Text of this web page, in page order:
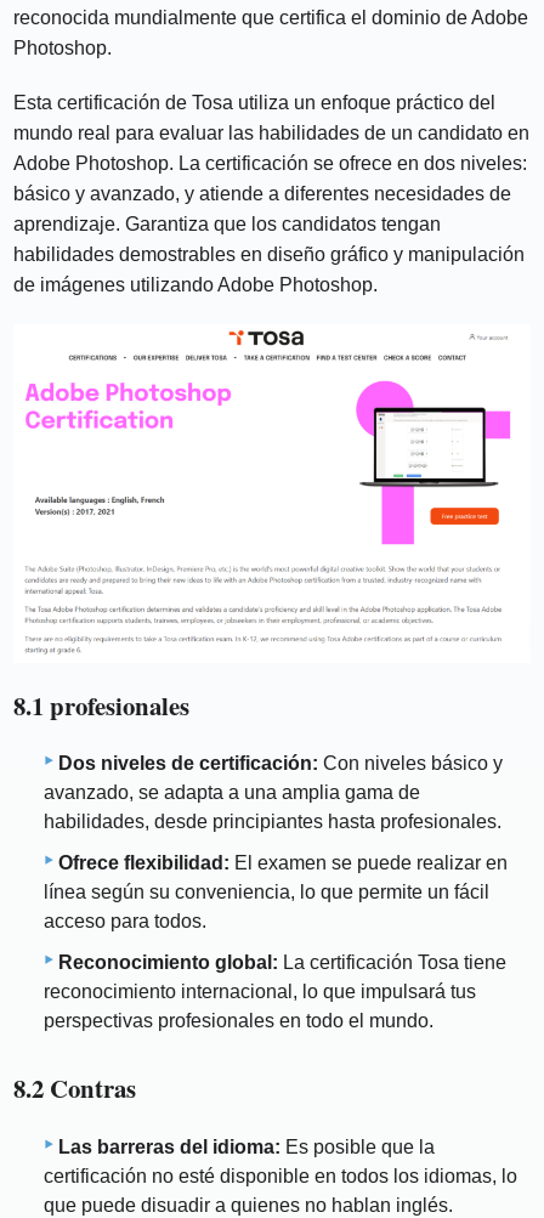
reconocida mundialmente que certifica el dominio de Adobe
Photoshop.
Esta certificación de Tosa utiliza un enfoque práctico del
mundo real para evaluar las habilidades de un candidato en
Adobe Photoshop. La certificación se ofrece en dos niveles:
básico y avanzado, y atiende a diferentes necesidades de
aprendizaje. Garantiza que los candidatos tengan
habilidades demostrables en diseño gráfico y manipulación
de imágenes utilizando Adobe Photoshop.
8.1 profesionales
Dos niveles de certificación: Con niveles básico y
avanzado, se adapta a una amplia gama de
habilidades, desde principiantes hasta profesionales.
Ofrece flexibilidad: El examen se puede realizar en
línea según su conveniencia, lo que permite un fácil
acceso para todos.
Reconocimiento global: La certificación Tosa tiene
reconocimiento internacional, lo que impulsará tus
perspectivas profesionales en todo el mundo.
8.2 Contras
Las barreras del idioma: Es posible que la
certificación no esté disponible en todos los idiomas, lo
que puede disuadir a quienes no hablan inglés.